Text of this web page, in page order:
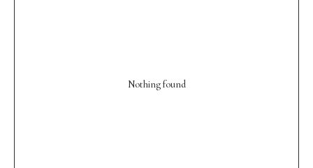
Nothing found